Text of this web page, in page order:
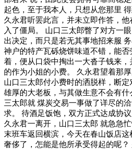
起色，至于我本人，只想从您那里
久永君听罢此言，并未立即作答，
入了僵局。 山口三太郎瞥了对方一
出决定，而只是若无其事地招来服
神户的特产瓦砾烧饼味道不错，能
着，便从口袋中掏出一大沓子钱来
的作为小姐的小费。 久永君望着那
山口三太郎付小费时的洒脱样，断
雄厚的大老板，与其做生意不会有
三太郎就 煤炭交易一事做了详尽的
求。 待酒足饭饱，双方正式达成协
久永君一离开，山口三太郎 就急急
末班车返回横滨，今天在春山饭店
奢侈了，怎能是他所承受得起的呢